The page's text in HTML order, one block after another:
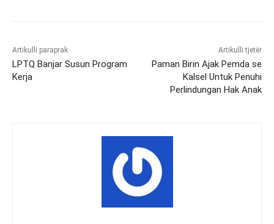
Artikulli paraprak
LPTQ Banjar Susun Program
Kerja
Artikulli tjetër
Paman Birin Ajak Pemda se
Kalsel Untuk Penuhi
Perlindungan Hak Anak